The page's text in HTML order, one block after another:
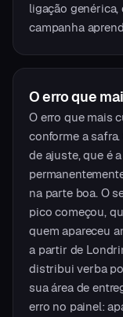
ligação
campanha
O erro que
O erro que mais
conforme a
de ajuste, que é
na parte boa. O
pico começou,
quem apareceu
a partir de
distribui verba
sua área de
erro no painel: